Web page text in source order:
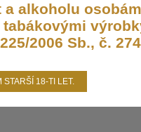
alkoholu
2006 Sb., č.
STARŠÍ 18-TI LET.